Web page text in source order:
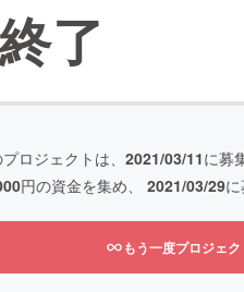
終了
ロジェクトは、 2021/03/11に募
円の資金を集め、 2021/03/29
もう一度プロジェ